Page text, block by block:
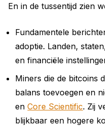
En in de tussentijd zien
Fundamentele
adoptie. Landen,
en financiële
Miners die de bitcoins
balans toevoegen en
enCore Scientific. Zij
blijkbaar een hogere